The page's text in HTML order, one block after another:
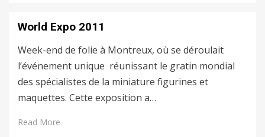
World Expo 2011
Week-end de folie à Montreux, où se déroulait
l’événement unique réunissant le gratin mondial
des spécialistes de la miniature figurines et
maquettes. Cette exposition a…
Read More